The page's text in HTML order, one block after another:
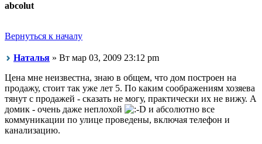
abcolut
Вернуться к началу
Наталья » Вт мар 03, 2009 23:12 pm
Цена мне неизвестна, знаю в общем, что дом построен на
продажу, стоит так уже лет 5. По каким соображениям хозяева
тянут с продажей - сказать не могу, практически их не вижу. А
домик - очень даже неплохой
и абсолютно все
коммуникации по улице проведены, включая телефон и
канализацию.